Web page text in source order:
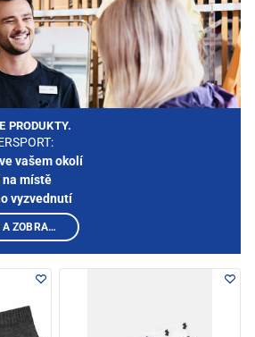
PRODUKTY.
vašem okolí
na místě
vyzvednutí
VYBRAT PRODEJNU A ZOBRAZIT PRODUKTY